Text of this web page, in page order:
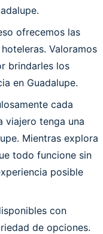
ofrecemos las
Valoramos
brindarles los
en Guadalupe.
cada
viajero tenga una
Mientras explora
todo funcione sin
posible
con
de opciones.